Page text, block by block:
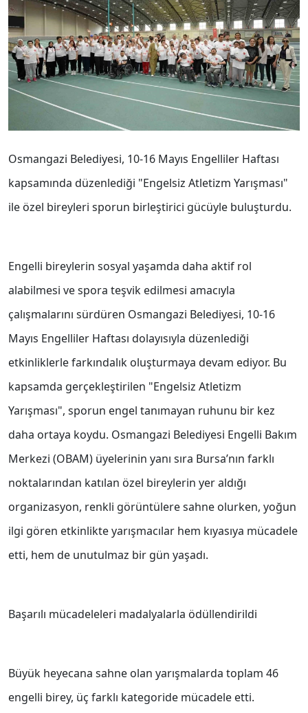
Osmangazi Belediyesi, 10-16 Mayıs Engelliler Haftası
kapsamında düzenlediği "Engelsiz Atletizm Yarışması"
ile özel bireyleri sporun birleştirici gücüyle buluşturdu.
Engelli bireylerin sosyal yaşamda daha aktif rol
alabilmesi ve spora teşvik edilmesi amacıyla
çalışmalarını sürdüren Osmangazi Belediyesi, 10-16
Mayıs Engelliler Haftası dolayısıyla düzenlediği
etkinliklerle farkındalık oluşturmaya devam ediyor. Bu
kapsamda gerçekleştirilen "Engelsiz Atletizm
Yarışması", sporun engel tanımayan ruhunu bir kez
daha ortaya koydu. Osmangazi Belediyesi Engelli Bakım
Merkezi (OBAM) üyelerinin yanı sıra Bursa’nın farklı
noktalarından katılan özel bireylerin yer aldığı
organizasyon, renkli görüntülere sahne olurken, yoğun
ilgi gören etkinlikte yarışmacılar hem kıyasıya mücadele
etti, hem de unutulmaz bir gün yaşadı.
Başarılı mücadeleleri madalyalarla ödüllendirildi
Büyük heyecana sahne olan yarışmalarda toplam 46
engelli birey, üç farklı kategoride mücadele etti.